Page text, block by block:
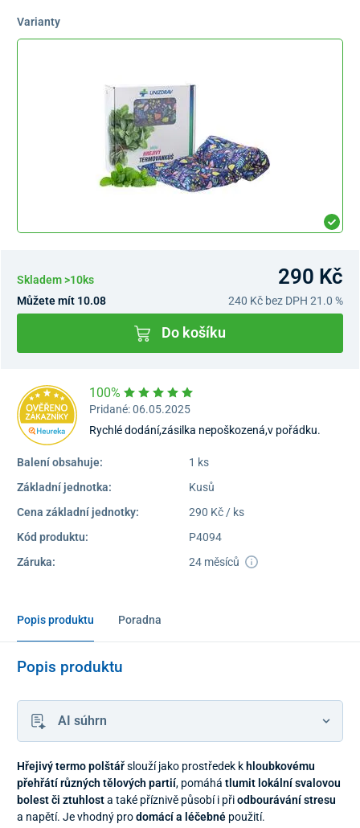
Varianty
Skladem >10ks 290 Kč
Můžete mít 10.08 240 Kč bez DPH 21.0 %
Do košíku
100%
Pridané: 06.05.2025
Rychlé dodání,zásilka nepoškozená,v pořádku.
Balení obsahuje:
1 ks
Základní jednotka:
Kusů
Cena základní jednotky:
290 Kč / ks
Kód produktu:
P4094
Záruka:
24 měsíců
Popis produktu Poradna
Popis produktu
AI súhrn
Hřejivý termo polštářslouží jako prostředek khloubkovému
přehřátí různých tělových partií, pomáhá tlumit lokální svalovou
bolest či ztuhlosta také příznivě působí i přiodbourávání stresu
a napětí. Je vhodný prodomácí a léčebné použití.